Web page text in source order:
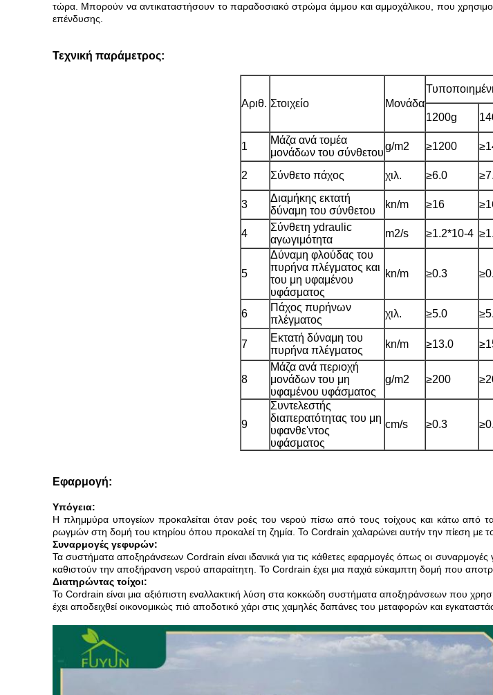
Αφήστε ένα
We bellen je
υποβολή
τώρα. Μπορούν να αντικαταστήσουν το παραδοσιακό στρώμα άμμου και αμμοχάλικου, που
επένδυσης.
Τεχνική παράμετρος:
Αριθ. Στοιχείο Μονάδα
1200g
1
Μάζα ανά τομέα
μονάδων του σύνθετου
g/m2 ≥1200
2 Σύνθετο πάχος χιλ. ≥6.0
3
Διαμήκης εκτατή
δύναμη του σύνθετου
kn/m ≥16
4
Σύνθετη ydraulic
αγωγιμότητα
m2/s ≥1.2*10-4
5
Δύναμη φλούδας του
πυρήνα πλέγματος και
του μη υφαμένου
υφάσματος
kn/m ≥0.3
6
Πάχος πυρήνων
πλέγματος
χιλ. ≥5.0
7
Εκτατή δύναμη του
πυρήνα πλέγματος
kn/m ≥13.0
8
Μάζα ανά περιοχή
μονάδων του μη
υφαμένου υφάσματος
g/m2 ≥200
9
Συντελεστής
διαπερατότητας του μη
υφανθε'ντος
υφάσματος
cm/s ≥0.3
Εφαρμογή:
Υπόγεια:
Η πλημμύρα υπογείων προκαλείται όταν ροές του νερού πίσω από τους τοίχους και κάτω
ρωγμών στη δομή του κτηρίου όπου προκαλεί τη ζημία. Το Cordrain χαλαρώνει αυτήν την πίεση με
Συναρμογές γεφυρών:
Τα συστήματα αποξηράνσεων Cordrain είναι ιδανικά για τις κάθετες εφαρμογές όπως οι
καθιστούν την αποξήρανση νερού απαραίτητη. Το Cordrain έχει μια παχιά εύκαμπτη δομή που
Διατηρώντας τοίχοι:
Το Cordrain είναι μια αξιόπιστη εναλλακτική λύση στα κοκκώδη συστήματα αποξηράνσεων που
έχει αποδειχθεί οικονομικώς πιό αποδοτικό χάρι στις χαμηλές δαπάνες του μεταφορών και